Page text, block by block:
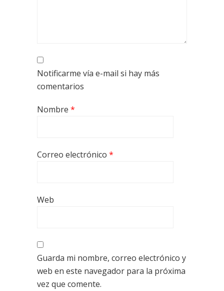
Notificarme vía e-mail si hay más
comentarios
Nombre *
Correo electrónico *
Web
Guarda mi nombre, correo electrónico y
web en este navegador para la próxima
vez que comente.